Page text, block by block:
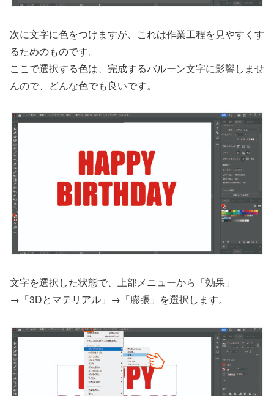
次に文字に色をつけますが、これは作業工程を見やすくす
るためのものです。
ここで選択する色は、完成するバルーン文字に影響しませ
んので、どんな色でも良いです。
文字を選択した状態で、上部メニューから「効果」
→「3Dとマテリアル」→「膨張」を選択します。